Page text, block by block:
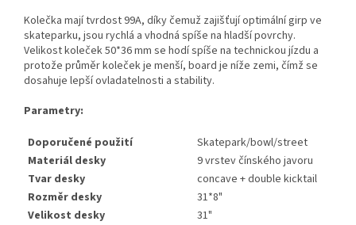
Kolečka mají tvrdost 99A, díky čemuž zajišťují optimální girp ve
skateparku, jsou rychlá a vhodná spíše na hladší povrchy.
Velikost koleček 50*36 mm se hodí spíše na technickou jízdu a
protože průměr koleček je menší, board je níže zemi, čímž se
dosahuje lepší ovladatelnosti a stability.
Parametry:
Doporučené použití
Skatepark/bowl/street
Materiál desky
9 vrstev čínského javoru
Tvar desky
concave + double kicktail
Rozměr desky
31*8"
Velikost desky
31"